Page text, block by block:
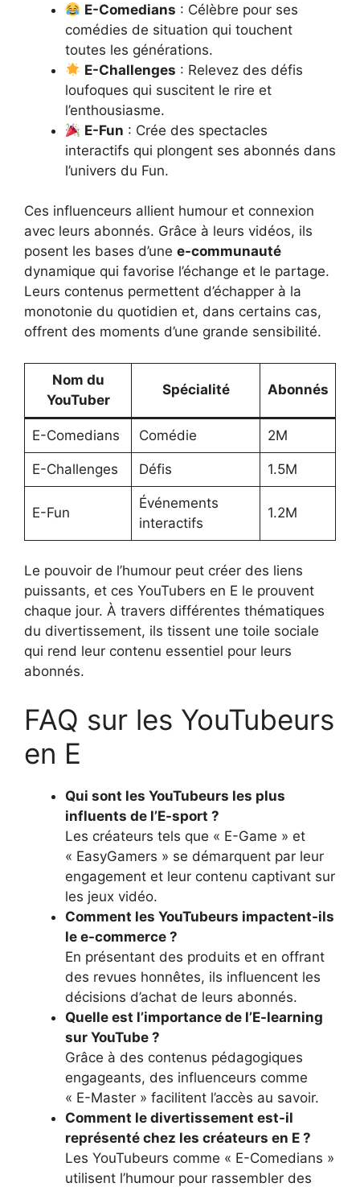
E-Comedians : Célèbre pour ses
comédies de situation qui touchent
toutes les générations.
E-Challenges : Relevez des défis
loufoques qui suscitent le rire et
l’enthousiasme.
E-Fun : Crée des spectacles
interactifs qui plongent ses abonnés dans
l’univers du Fun.
Ces influenceurs allient humour et connexion
avec leurs abonnés. Grâce à leurs vidéos, ils
posent les bases d’une e-communauté
dynamique qui favorise l’échange et le partage.
Leurs contenus permettent d’échapper à la
monotonie du quotidien et, dans certains cas,
offrent des moments d’une grande sensibilité.
Nom du
YouTuber
Spécialité Abonnés
E-Comedians Comédie 2M
E-Challenges Défis 1.5M
E-Fun
Événements
interactifs
1.2M
Le pouvoir de l’humour peut créer des liens
puissants, et ces YouTubers en E le prouvent
chaque jour. À travers différentes thématiques
du divertissement, ils tissent une toile sociale
qui rend leur contenu essentiel pour leurs
abonnés.
FAQ sur les YouTubeurs
en E
Qui sont les YouTubeurs les plus
influents de l’E-sport ?
Les créateurs tels que « E-Game » et
« EasyGamers » se démarquent par leur
engagement et leur contenu captivant sur
les jeux vidéo.
Comment les YouTubeurs impactent-ils
le e-commerce ?
En présentant des produits et en offrant
des revues honnêtes, ils influencent les
décisions d’achat de leurs abonnés.
Quelle est l’importance de l’E-learning
sur YouTube ?
Grâce à des contenus pédagogiques
engageants, des influenceurs comme
« E-Master » facilitent l’accès au savoir.
Comment le divertissement est-il
représenté chez les créateurs en E ?
Les YouTubeurs comme « E-Comedians »
utilisent l’humour pour rassembler des